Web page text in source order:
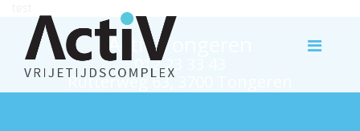
Activ Tongeren
012 23 33 43
Rutterweg 63, 3700 Tongeren